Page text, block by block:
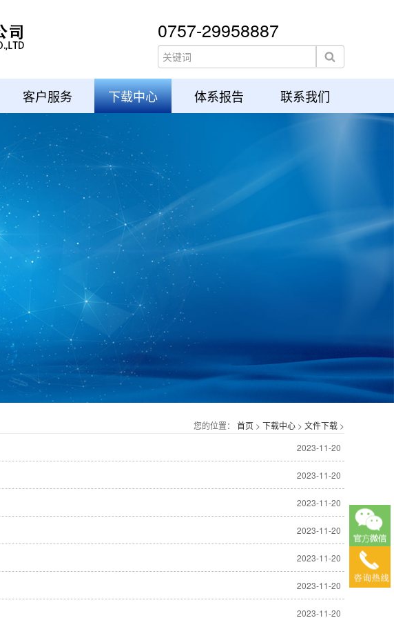
0757-29958887
客户服务 下载中心 体系报告 联系我们
您的位置： 首页 > 下载中心 > 文件下载 >
2023-11-20
2023-11-20
2023-11-20
2023-11-20
2023-11-20
2023-11-20
2023-11-20